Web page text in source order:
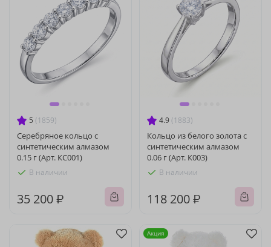
5 (1859)
Серебряное кольцо с
синтетическим алмазом
0.15 г (Арт. КС001)
В наличии
35 200 ₽
4.9 (1883)
Кольцо из белого золота с
синтетическим алмазом
0.06 г (Арт. К003)
В наличии
118 200 ₽
Акция